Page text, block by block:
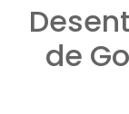
de